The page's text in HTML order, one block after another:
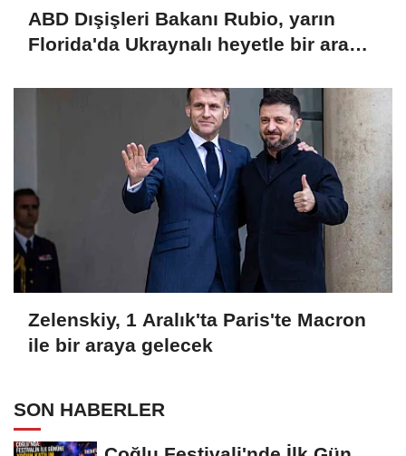
ABD Dışişleri Bakanı Rubio, yarın
Florida'da Ukraynalı heyetle bir araya
Zelenskiy, 1 Aralık'ta Paris'te Macron
ile bir araya gelecek
SON HABERLER